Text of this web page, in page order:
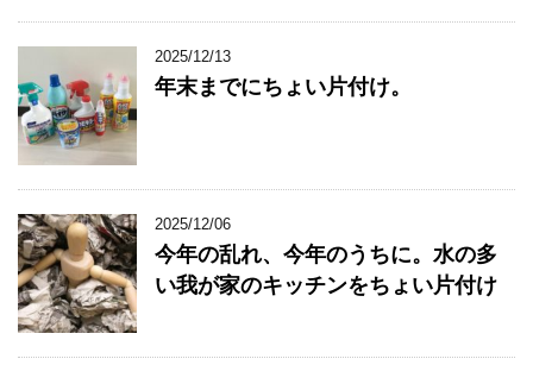
2025/12/13
年末までにちょい片付け。
2025/12/06
今年の乱れ、今年のうちに。水の多
い我が家のキッチンをちょい片付け